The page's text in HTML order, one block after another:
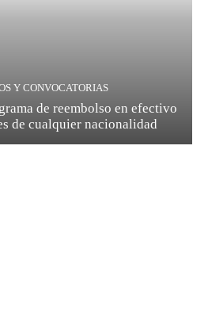
Y CONVOCATORIAS
de reembolso en efectivo
de cualquier nacionalidad